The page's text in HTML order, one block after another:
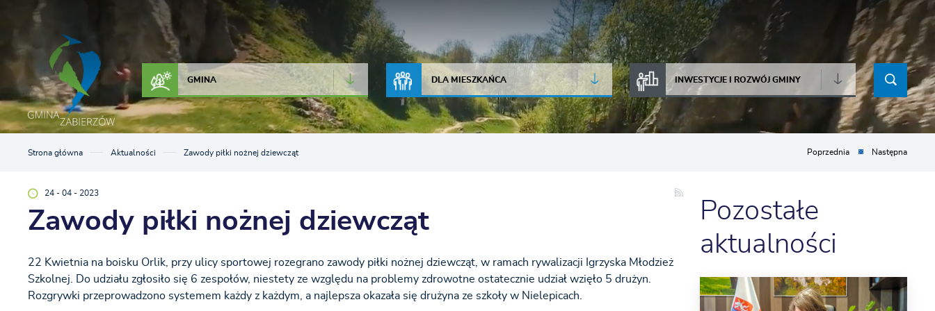
Przejdź do menu.
Przejdź do wyszukiwarki.
Przejdź do treści.
Przejdź do ustawień wielkości czcionki.
Włącz wersję kontrastową strony.
JAKOŚĆ POWIETRZA
GMINA DLA MIESZKAŃCA INWESTYCJE I ROZWÓJ GMINY
Strona główna Aktualności Zawody piłki nożnej dziewcząt Poprzednia Następna
24 - 04 - 2023
Zawody piłki nożnej dziewcząt
22 Kwietnia na boisku Orlik, przy ulicy sportowej rozegrano zawody piłki nożnej dziewcząt, w ramach rywalizacji Igrzyska Młodzież
Szkolnej. Do udziału zgłosiło się 6 zespołów, niestety ze względu na problemy zdrowotne ostatecznie udział wzięło 5 drużyn.
Rozgrywki przeprowadzono systemem każdy z każdym, a najlepsza okazała się drużyna ze szkoły w Nielepicach.
Pozostałe
aktualności